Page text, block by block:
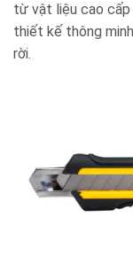
từ vật liệu cao cấp
thiết kế thông
rời.